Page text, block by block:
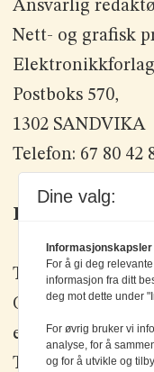
Ansvarlig
Nett- og grafisk
Postboks 570,
1302 SANDVIKA
Telefon: 67 80 42
Kontakt oss
Tlf: +47 67 80 42
Olav Brunborgs
epost:
Tips oss:
Dine valg:
For å gi deg
informasjon fra ditt
deg mot dette under
For øvrig bruker vi
analyse, for å
og for å utvikle og